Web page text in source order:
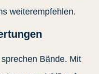
weiterempfehlen.
Bände. Mit